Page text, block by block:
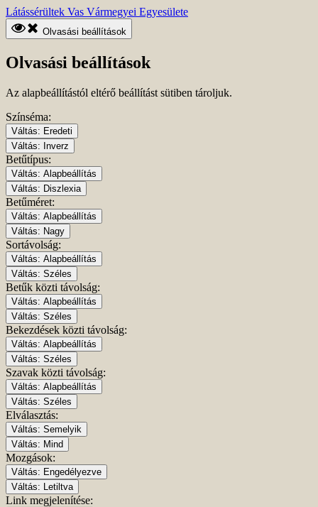
Ugrás
a
fő
tartalomhoz
Kezdőlapra
ugrás
Látássérültek Vas Vármegyei Egyesülete
Olvasási beállítások
Olvasási beállítások
Az alapbeállítástól eltérő beállítást sütiben tároljuk.
Színséma:
Váltás: Eredeti
Váltás: Inverz
Betűtípus:
Váltás: Alapbeállítás
Váltás: Diszlexia
Betűméret:
Váltás: Alapbeállítás
Váltás: Nagy
Sortávolság:
Váltás: Alapbeállítás
Váltás: Széles
Betűk közti távolság:
Váltás: Alapbeállítás
Váltás: Széles
Bekezdések közti távolság:
Váltás: Alapbeállítás
Váltás: Széles
Szavak közti távolság:
Váltás: Alapbeállítás
Váltás: Széles
Elválasztás:
Váltás: Semelyik
Váltás: Mind
Mozgások:
Váltás: Engedélyezve
Váltás:
Letiltva
Link megjelenítése: